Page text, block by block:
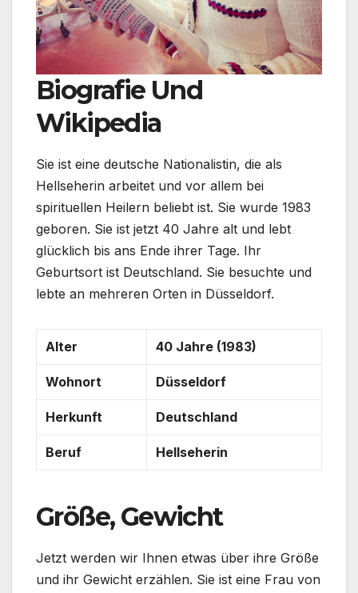
Biografie Und
Wikipedia
Sie ist eine deutsche Nationalistin, die als
Hellseherin arbeitet und vor allem bei
spirituellen Heilern beliebt ist. Sie wurde 1983
geboren. Sie ist jetzt 40 Jahre alt und lebt
glücklich bis ans Ende ihrer Tage. Ihr
Geburtsort ist Deutschland. Sie besuchte und
lebte an mehreren Orten in Düsseldorf.
Alter 40 Jahre (1983)
Wohnort Düsseldorf
Herkunft Deutschland
Beruf Hellseherin
Größe, Gewicht
Jetzt werden wir Ihnen etwas über ihre Größe
und ihr Gewicht erzählen. Sie ist eine Frau von